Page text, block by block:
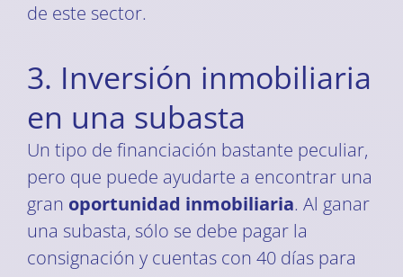
de este sector.
3. Inversión inmobiliaria
en una subasta
Un tipo de financiación bastante peculiar,
pero que puede ayudarte a encontrar una
gran oportunidad inmobiliaria. Al ganar
una subasta, sólo se debe pagar la
consignación y cuentas con 40 días para